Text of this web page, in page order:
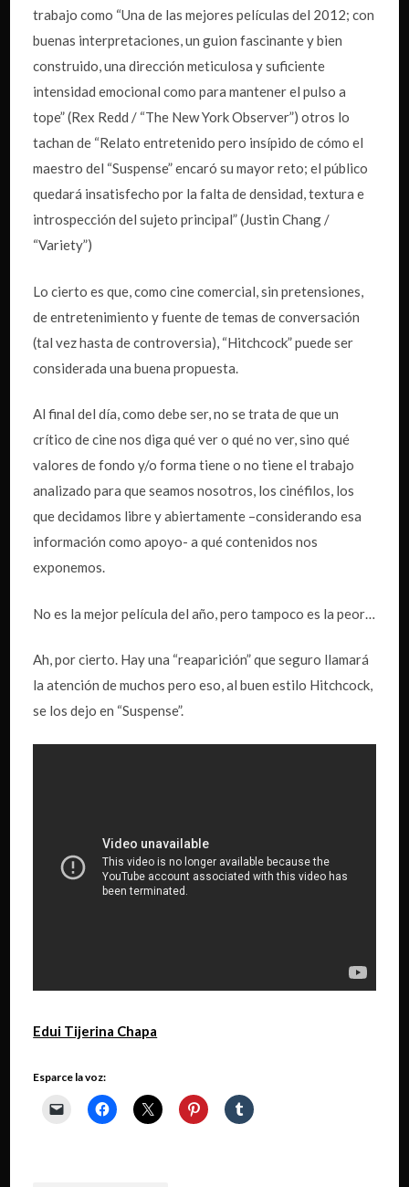
trabajo como “Una de las mejores películas del 2012; con
buenas interpretaciones, un guion fascinante y bien
construido, una dirección meticulosa y suficiente
intensidad emocional como para mantener el pulso a
tope” (Rex Redd / “The New York Observer”) otros lo
tachan de “Relato entretenido pero insípido de cómo el
maestro del “Suspense” encaró su mayor reto; el público
quedará insatisfecho por la falta de densidad, textura e
introspección del sujeto principal” (Justin Chang /
“Variety”)
Lo cierto es que, como cine comercial, sin pretensiones,
de entretenimiento y fuente de temas de conversación
(tal vez hasta de controversia), “Hitchcock” puede ser
considerada una buena propuesta.
Al final del día, como debe ser, no se trata de que un
crítico de cine nos diga qué ver o qué no ver, sino qué
valores de fondo y/o forma tiene o no tiene el trabajo
analizado para que seamos nosotros, los cinéfilos, los
que decidamos libre y abiertamente –considerando esa
información como apoyo- a qué contenidos nos
exponemos.
No es la mejor película del año, pero tampoco es la peor…
Ah, por cierto. Hay una “reaparición” que seguro llamará
la atención de muchos pero eso, al buen estilo Hitchcock,
se los dejo en “Suspense”.
Edui Tijerina Chapa
Esparce la voz: